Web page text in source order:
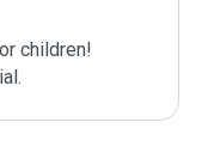
children!